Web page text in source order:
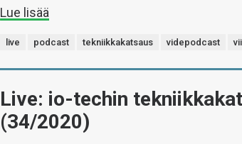
Lue lisää
live podcast tekniikkakatsaus videpodcast
Live: io-techin
(34/2020)